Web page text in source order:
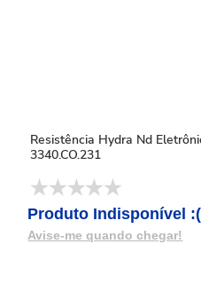
Resistência Hydra Nd
3340.CO.231
Produto Indisponível :(
Avise-me quando chegar!